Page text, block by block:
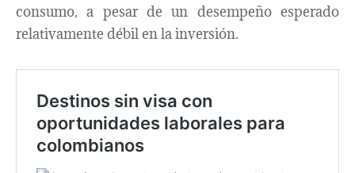
consumo, a pesar de un desempeño esperado
relativamente débil en la inversión.